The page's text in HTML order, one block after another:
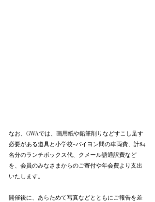
なお、GWAでは、画用紙や鉛筆削りなどすこし足す
必要がある道具と小学校-バイヨン間の車両費、計84
名分のランチボックス代、クメール語通訳費など
を、会員のみなさまからのご寄付や年会費より支出
いたします。
開催後に、あらためて写真などとともにご報告を差